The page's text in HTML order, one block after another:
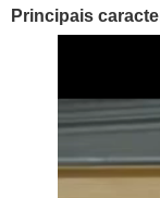
Principais